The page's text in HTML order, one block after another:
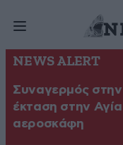
NEWS ALERT
Συναγερμός στην
έκταση στην
αεροσκάφη